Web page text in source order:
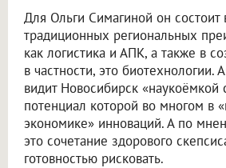
Для Ольги Симагиной он состоит
традиционных региональных
как логистика и АПК, а также в
в частности, это биотехнологии.
видит Новосибирск «наукоёмкой
потенциал которой во многом в
экономике» инноваций. А по
это сочетание здорового
готовностью рисковать.